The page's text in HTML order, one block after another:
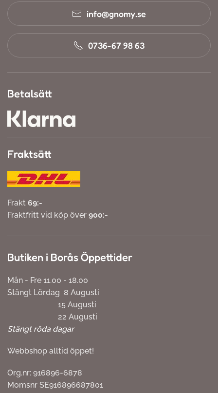
info@gnomy.se
0736-67 98 63
Betalsätt
Fraktsätt
Frakt 69:-
Fraktfritt vid köp över 900:-
Butiken i Borås Öppettider
Mån - Fre 11.00 - 18.00
Stängt Lördag 8 Augusti
15 Augusti
22 Augusti
Stängt röda dagar
Webbshop alltid öppet!
Org.nr: 916896-6878
Momsnr SE916896687801